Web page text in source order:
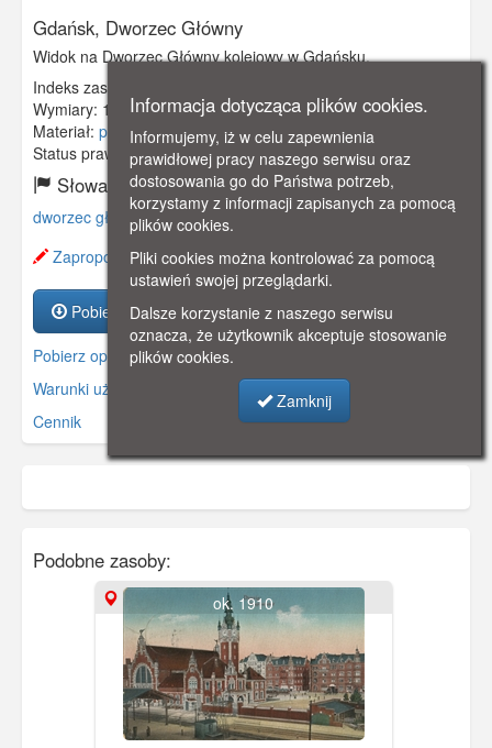
Gdańsk, Dworzec Główny
Widok na Dworzec Główny kolejowy w Gdańsku.
Indeks zasobu:
Wymiary: 140 x 90 mm
Materiał: pocztówka
Status prawny:Użycie Niekomercyjne
Słowa kluczowe:
dworzec główny,dworzec kolejowy
Zaproponuj zmianę opisu.
Pobierz zasób
Pobierz opis
Warunki używania zasobów.
Cennik
Podobne zasoby:
ok. 1910
Informacja dotycząca plików cookies.
Informujemy, iż w celu zapewnienia
prawidłowej pracy naszego serwisu oraz
dostosowania go do Państwa potrzeb,
korzystamy z informacji zapisanych za pomocą
plików cookies.
Pliki cookies można kontrolować za pomocą
ustawień swojej przeglądarki.
Dalsze korzystanie z naszego serwisu
oznacza, że użytkownik akceptuje stosowanie
plików cookies.
Zamknij